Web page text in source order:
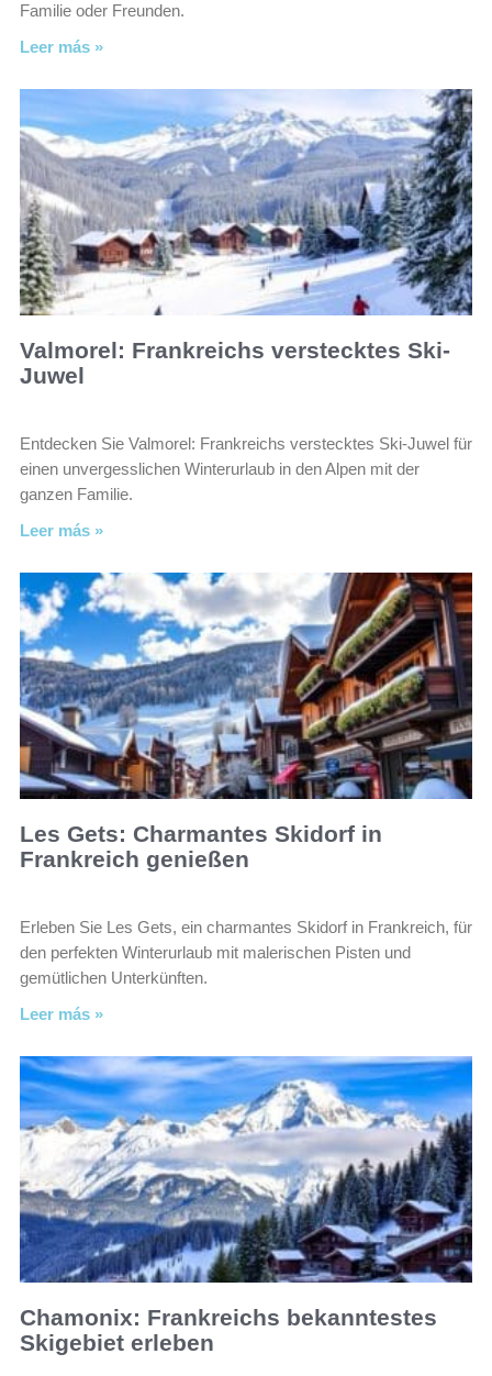
Familie oder Freunden.
Leer más »
Valmorel: Frankreichs verstecktes Ski-
Juwel
Entdecken Sie Valmorel: Frankreichs verstecktes Ski-Juwel für
einen unvergesslichen Winterurlaub in den Alpen mit der
ganzen Familie.
Leer más »
Les Gets: Charmantes Skidorf in
Frankreich genießen
Erleben Sie Les Gets, ein charmantes Skidorf in Frankreich, für
den perfekten Winterurlaub mit malerischen Pisten und
gemütlichen Unterkünften.
Leer más »
Chamonix: Frankreichs bekanntestes
Skigebiet erleben